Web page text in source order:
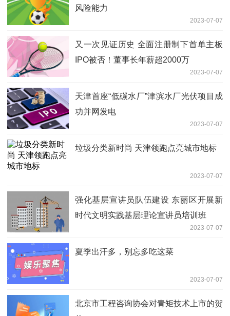
风险能力
2023-07-07
又一次见证历史 全面注册制下首单主板
IPO被否！董事长年薪超2000万
2023-07-07
天津首座“低碳水厂”津滨水厂光伏项目成
功并网发电
2023-07-07
垃圾分类新时尚 天津领跑点亮城市地标
2023-07-07
强化基层宣讲员队伍建设 东丽区开展新
时代文明实践基层理论宣讲员培训班
2023-07-07
夏季出汗多，别忘多吃这菜
2023-07-07
北京市工程咨询协会对青矩技术上市的贺